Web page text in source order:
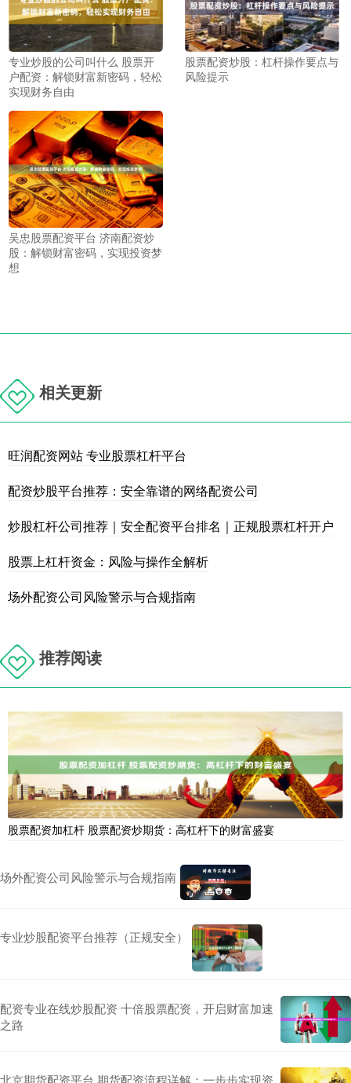
专业炒股的公司叫什么 股票开
户配资：解锁财富新密码，轻松
实现财务自由
股票配资炒股：杠杆操作要点与
风险提示
吴忠股票配资平台 济南配资炒
股：解锁财富密码，实现投资梦
想
相关更新
旺润配资网站 专业股票杠杆平台
配资炒股平台推荐：安全靠谱的网络配资公司
炒股杠杆公司推荐｜安全配资平台排名｜正规股票杠杆开户
股票上杠杆资金：风险与操作全解析
场外配资公司风险警示与合规指南
推荐阅读
股票配资加杠杆 股票配资炒期货：高杠杆下的财富盛宴
场外配资公司风险警示与合规指南
专业炒股配资平台推荐（正规安全）
配资专业在线炒股配资 十倍股票配资，开启财富加速
之路
北京期货配资平台 期货配资流程详解：一步步实现资